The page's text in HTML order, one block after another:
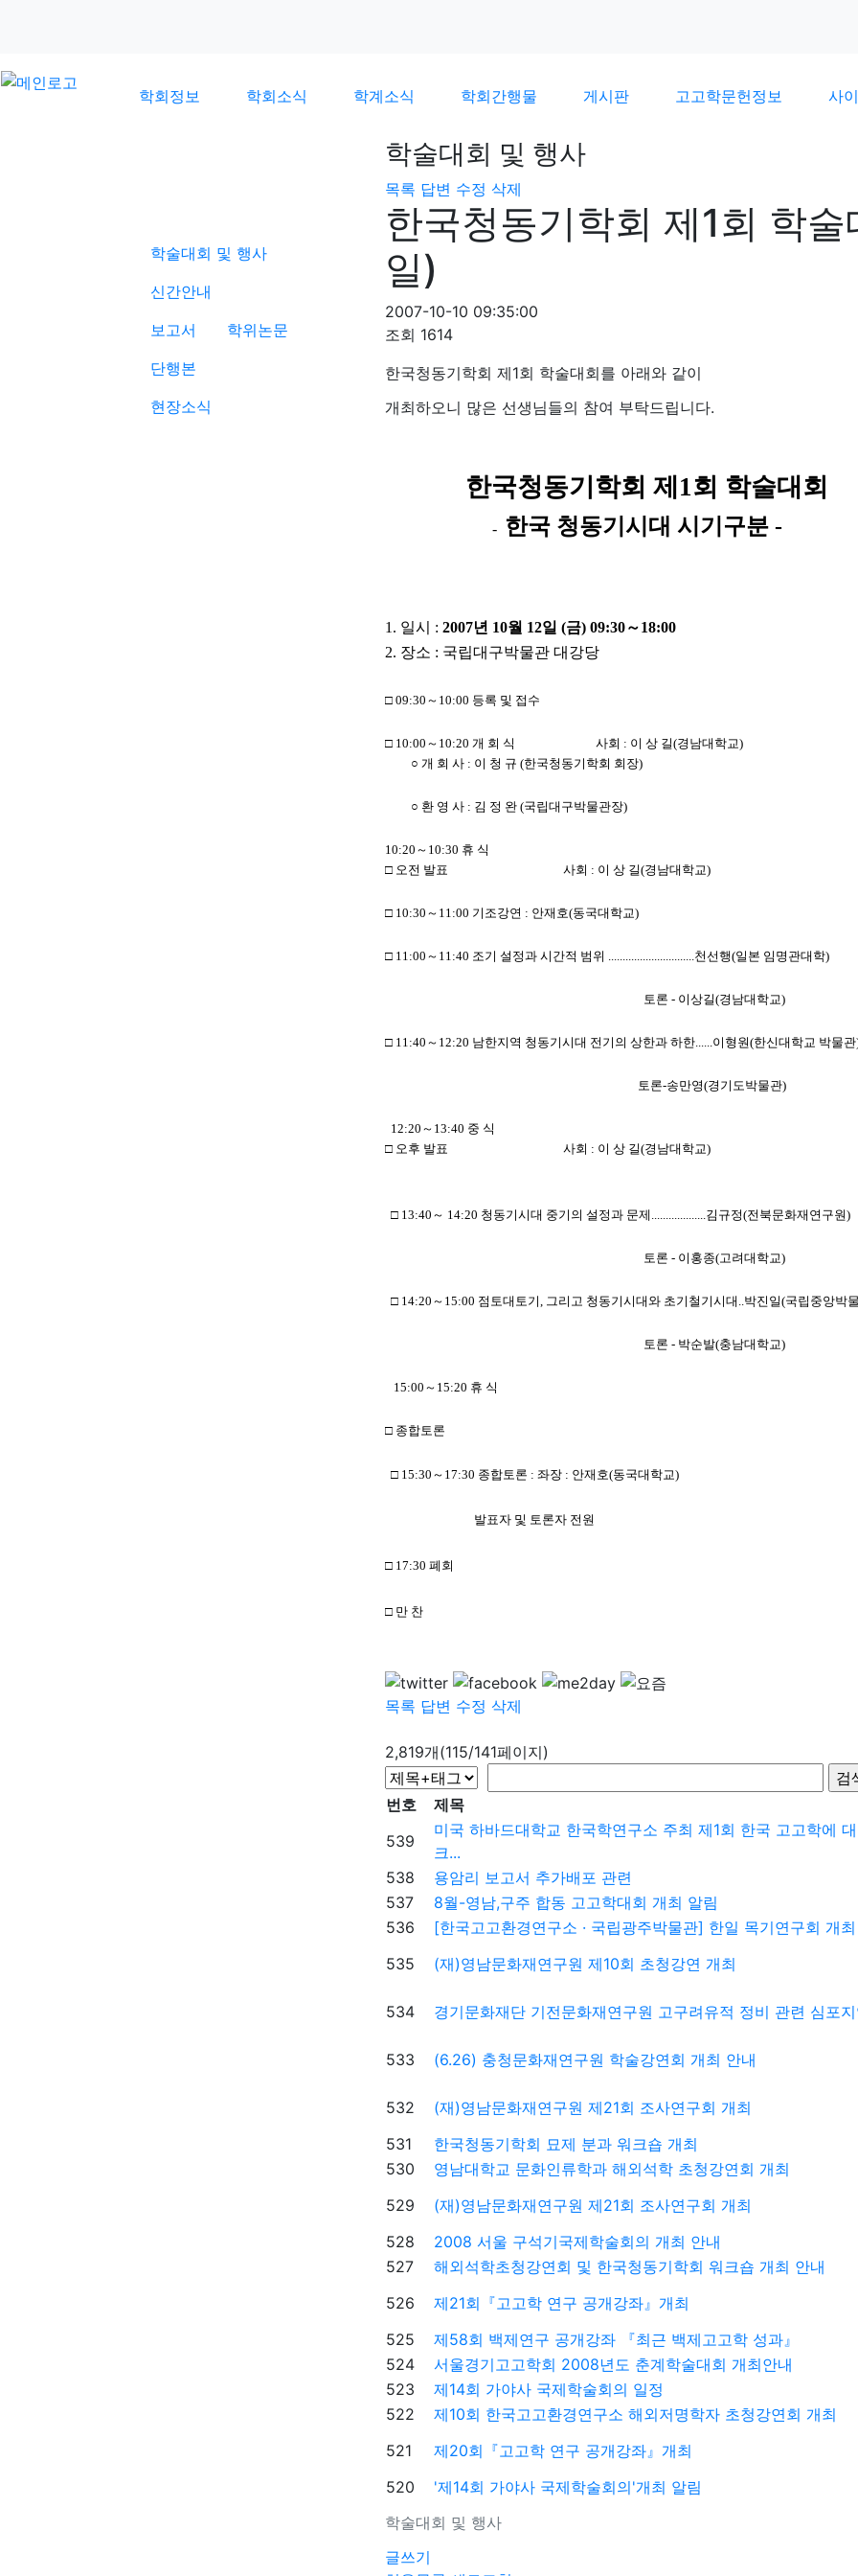
학회정보 학회소식 학계소식 학회간행물 게시판 고고학문헌정보 사
학술대회 및 행사
신간안내
보고서
학위논문
단행본
현장소식
학술대회 및 행사
목록 답변 수정 삭제
한국청동기학회 제1회 학
일)
2007-10-10 09:35:00
조회 1614
한국청동기학회 제1회 학술대회를 아래와 같이
개최하오니 많은 선생님들의 참여 부탁드립니다.
한국청동기학회 제1회 학술대회
- 한국 청동기시대 시기구분 -
1. 일시 : 2007년 10월 12일 (금) 09:30～18:00
2. 장소 : 국립대구박물관 대강당
□ 09:30～10:00 등록 및 접수
□ 10:00～10:20 개 회 식 사회 : 이 상 길(경남대학교)
○ 개 회 사 : 이 청 규 (한국청동기학회 회장)
○ 환 영 사 : 김 정 완 (국립대구박물관장)
10:20～10:30 휴 식
□ 오전 발표 사회 : 이 상 길(경남대학교)
□ 10:30～11:00 기조강연 : 안재호(동국대학교)
□ 11:00～11:40 조기 설정과 시간적 범위 ..............................천선행(일본 임명관대학)
토론 - 이상길(경남대학교)
□ 11:40～12:20 남한지역 청동기시대 전기의 상한과 하한......이형원(한신대학교 박물관
토론-송만영(경기도박물관)
12:20～13:40 중 식
□ 오후 발표 사회 : 이 상 길(경남대학교)
□ 13:40～ 14:20 청동기시대 중기의 설정과 문제...................김규정(전북문화재연구원)
토론 - 이홍종(고려대학교)
□ 14:20～15:00 점토대토기, 그리고 청동기시대와 초기철기시대..박진일(국립중앙박
토론 - 박순발(충남대학교)
15:00～15:20 휴 식
□ 종합토론
□ 15:30～17:30 종합토론 : 좌장 : 안재호(동국대학교)
발표자 및 토론자 전원
□ 17:30 폐회
□ 만 찬
목록 답변 수정 삭제
2,819개(115/141페이지)
학술대회 및 행사
번호
제목
539
미국 하바드대학교 한국학연구소 주최 제1회 한국 고고학에
크...
538
용암리 보고서 추가배포 관련
537
8월-영남,구주 합동 고고학대회 개최 알림
536
[한국고고환경연구소 · 국립광주박물관] 한일 목기연구회 개최
535
(재)영남문화재연구원 제10회 초청강연 개최
534 경기문화재단 기전문화재연구원 고구려유적 정비 관련 심포
533 (6.26) 충청문화재연구원 학술강연회 개최 안내
532
(재)영남문화재연구원 제21회 조사연구회 개최
531
한국청동기학회 묘제 분과 워크숍 개최
530
영남대학교 문화인류학과 해외석학 초청강연회 개최
529
(재)영남문화재연구원 제21회 조사연구회 개최
528
2008 서울 구석기국제학술회의 개최 안내
527
해외석학초청강연회 및 한국청동기학회 워크숍 개최 안내
526
제21회『고고학 연구 공개강좌』개최
525
제58회 백제연구 공개강좌 『최근 백제고고학 성과』
524
서울경기고고학회 2008년도 춘계학술대회 개최안내
523
제14회 가야사 국제학술회의 일정
522
제10회 한국고고환경연구소 해외저명학자 초청강연회 개최
521
제20회『고고학 연구 공개강좌』개최
520
'제14회 가야사 국제학술회의'개최 알림
글쓰기